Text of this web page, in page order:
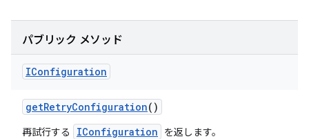
パブリック メソッド
IConfiguration
getRetryConfiguration()
再試行する IConfiguration を返します。